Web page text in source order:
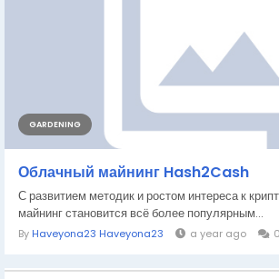
GARDENING
Облачный майнинг Hash2Cash
С развитием методик и ростом интереса к
майнинг становится всё более популярным...
By Haveyona23 Haveyona23 a year ago 0